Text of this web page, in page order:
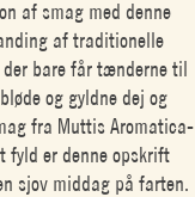
af smag med denne
af traditionelle
bare får tænderne til
og gyldne dej og
fra Muttis Aromatica-
fyld er denne opskrift
sjov middag på farten.